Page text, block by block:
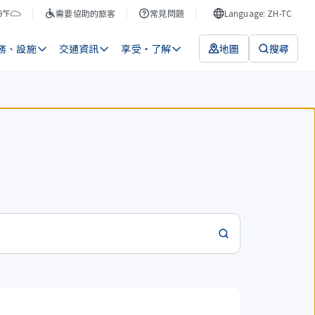
需要協助的旅客 常見問題 Language: ZH-TC
、設施 交通資訊 享受・了解 地圖 搜尋